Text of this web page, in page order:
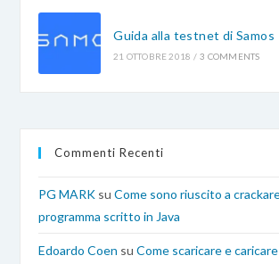
Guida alla testnet di Samos
21 OTTOBRE 2018 / 3 COMMENTS
Commenti Recenti
PG MARK suCome sono riuscito a
programma scritto in Java
Edoardo Coen suCome scaricare e